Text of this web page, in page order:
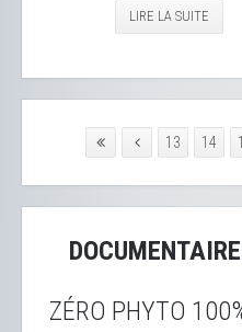
LIRE LA SUITE
13 14
ZÉRO PHYTO